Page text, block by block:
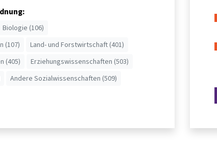
Biologie (106)
(107)
Land- und Forstwirtschaft (401)
(405)
Erziehungswissenschaften (503)
Andere Sozialwissenschaften (509)